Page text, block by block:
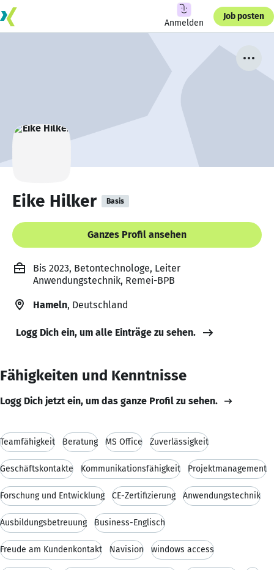
Anmelden
Job posten
Eike Hilker Basis
Ganzes Profil ansehen
Bis 2023, Betontechnologe, Leiter
Anwendungstechnik, Remei-BPB
Hameln, Deutschland
Logg Dich ein, um alle Einträge zu sehen.
Fähigkeiten und Kenntnisse
Logg Dich jetzt ein, um das ganze Profil zu sehen.
Teamfähigkeit Beratung MS Office Zuverlässigkeit
Geschäftskontakte Kommunikationsfähigkeit Projektmanagement
Forschung und Entwicklung CE-Zertifizierung Anwendungstechnik
Ausbildungsbetreuung Business-Englisch
Freude am Kundenkontakt Navision windows access